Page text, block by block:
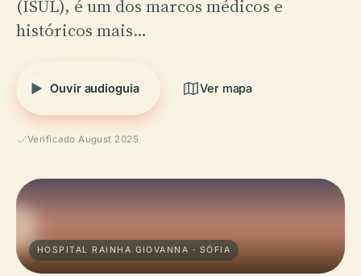
(ISUL), é um dos marcos médicos e
históricos mais…
Ouvir audioguia Ver mapa
Verificado August 2025
HOSPITAL RAINHA GIOVANNA · SÓFIA